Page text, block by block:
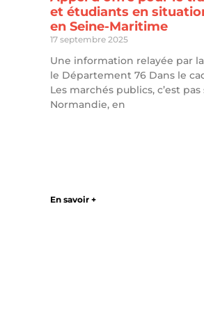
et étudiants en
en Seine-Maritime
17 septembre 2025
Une information relayée par
le Département 76 Dans le
Les marchés publics, c’est pas
Normandie, en
En savoir +